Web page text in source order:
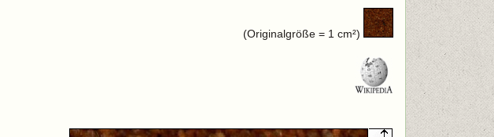
(Originalgröße = 1 cm²)